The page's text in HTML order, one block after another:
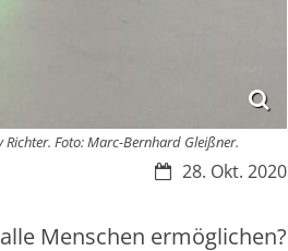
Richter. Foto: Marc-Bernhard Gleißner.
Datum:
28. Okt. 2020
Menschen ermöglichen?